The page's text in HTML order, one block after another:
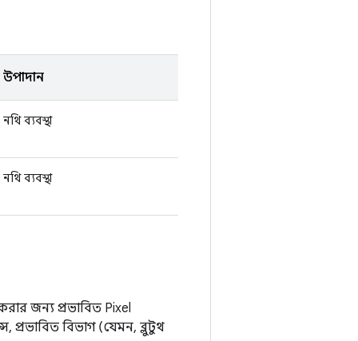
উপাদান
নথি ব্যবস্থা
নথি ব্যবস্থা
জন্য প্রভাবিত Pixel
প্রভাবিত বিভাগ (যেমন, ব্লুটুথ